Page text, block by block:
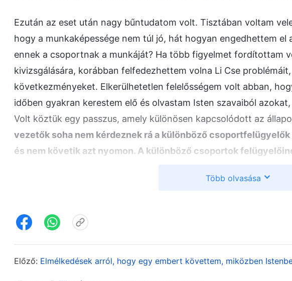
Ezután az eset után nagy bűntudatom volt. Tisztában voltam
hogy a munkaképessége nem túl jó, hát hogyan engedhettem el
ennek a csoportnak a munkáját? Ha több figyelmet fordítottam
kivizsgálására, korábban felfedezhettem volna Li Cse
következményeket. Elkerülhetetlen felelősségem volt abban,
időben gyakran kerestem elő és olvastam Isten szavaiból
Volt köztük egy passzus, amely különösen kapcsolódott az
vezetők soha nem kérdeznek rá a különböző
és nem követik azt nyomon. A különböző csoportok
fogják fel azt, ahogyan a gyülekezeti munkához és a
bármilyen átalakuláson vagy növekedésen ezek az egyének,
esetlegesen fennálló különféle problémákról sem tudnak;
különböző szakaszaiban bekövetkező hibáknak és
választott népének az életbe való belépésére gyakorolt
Több olvasása
Előző: Elmélkedések arról, hogy egy embert követtem, miközben